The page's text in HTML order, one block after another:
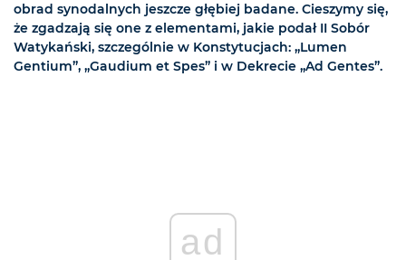
obrad synodalnych jeszcze głębiej badane. Cieszymy się,
że zgadzają się one z elementami, jakie podał II Sobór
Watykański, szczególnie w Konstytucjach: „Lumen
Gentium”, „Gaudium et Spes” i w Dekrecie „Ad Gentes”.
ad